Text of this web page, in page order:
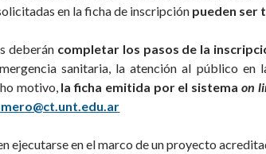
en la ficha de inscripción pueden ser
deberán completar los pasos de la
sanitaria, la atención al público
motivo, la ficha emitida por el sistema on
ejecutarse en el marco de un proyecto